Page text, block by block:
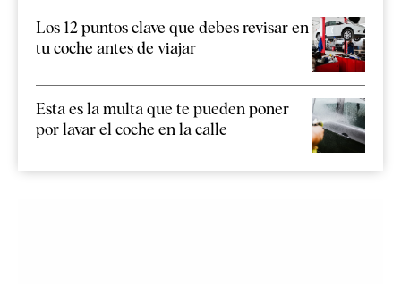
Los 12 puntos clave que debes revisar en
tu coche antes de viajar
Esta es la multa que te pueden poner
por lavar el coche en la calle